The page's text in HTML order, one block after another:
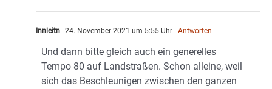
Innleitn 24. November 2021 um 5:55 Uhr - Antworten
Und dann bitte gleich auch ein generelles
Tempo 80 auf Landstraßen. Schon alleine, weil
sich das Beschleunigen zwischen den ganzen